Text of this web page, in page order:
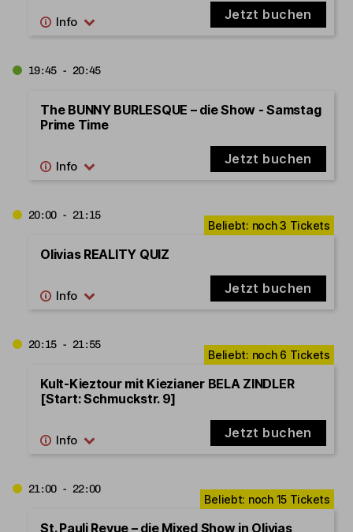
Jetzt buchen
19:45 - 20:45
The BUNNY BURLESQUE – die Show - Samstag
Prime Time
Jetzt buchen
20:00 - 21:15
Olivias REALITY QUIZ
Jetzt buchen
20:15 - 21:55
Kult-Kieztour mit Kiezianer BELA ZINDLER
[Start: Schmuckstr. 9]
Jetzt buchen
21:00 - 22:00
St. Pauli Revue – die Mixed Show in Olivias